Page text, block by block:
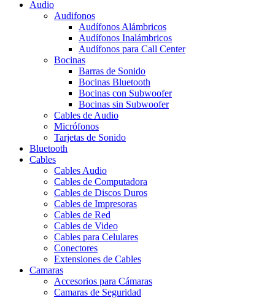
Audio
Audifonos
Audífonos Alámbricos
Audífonos Inalámbricos
Audífonos para Call Center
Bocinas
Barras de Sonido
Bocinas Bluetooth
Bocinas con Subwoofer
Bocinas sin Subwoofer
Cables de Audio
Micrófonos
Tarjetas de Sonido
Bluetooth
Cables
Cables Audio
Cables de Computadora
Cables de Discos Duros
Cables de Impresoras
Cables de Red
Cables de Video
Cables para Celulares
Conectores
Extensiones de Cables
Camaras
Accesorios para Cámaras
Camaras de Seguridad